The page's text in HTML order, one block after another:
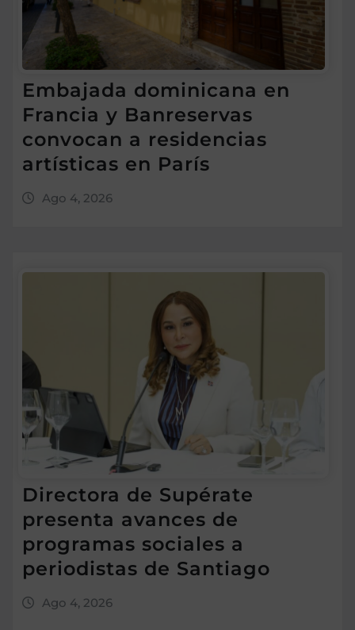
Embajada dominicana en
Francia y Banreservas
convocan a residencias
artísticas en París
Ago 4, 2026
Directora de Supérate
presenta avances de
programas sociales a
periodistas de Santiago
Ago 4, 2026